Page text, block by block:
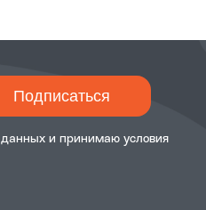
Подписаться
данных и принимаю условия